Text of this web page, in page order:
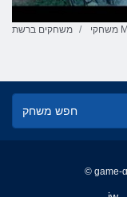
משחקים ברשת